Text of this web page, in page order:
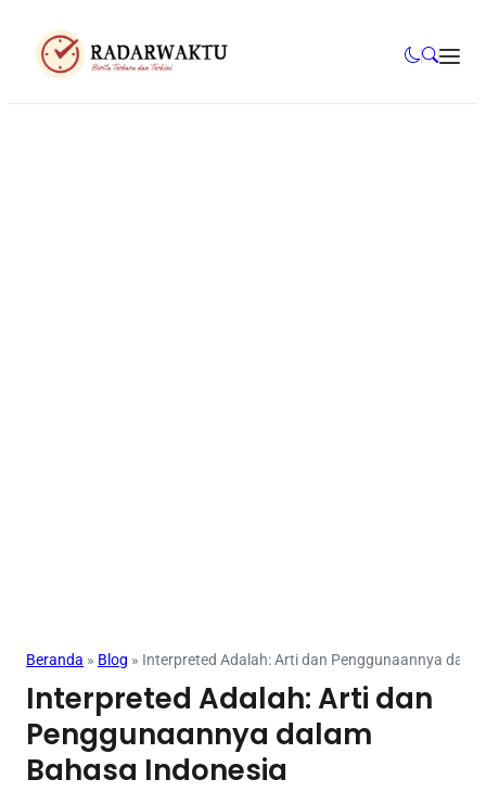
Beranda » Blog » Interpreted Adalah: Arti dan Penggunaannya
Interpreted Adalah: Arti dan
Penggunaannya dalam
Bahasa Indonesia